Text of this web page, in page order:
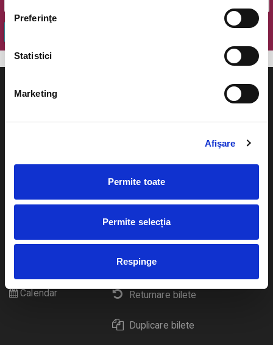
Preferinţe
Statistici
Marketing
Afişare
Permite toate
Permite selecția
Respinge
Plata online sau cash
Livrare prin curier
Returnare bilete
Duplicare bilete
Teatru
festivaluri
Calendar